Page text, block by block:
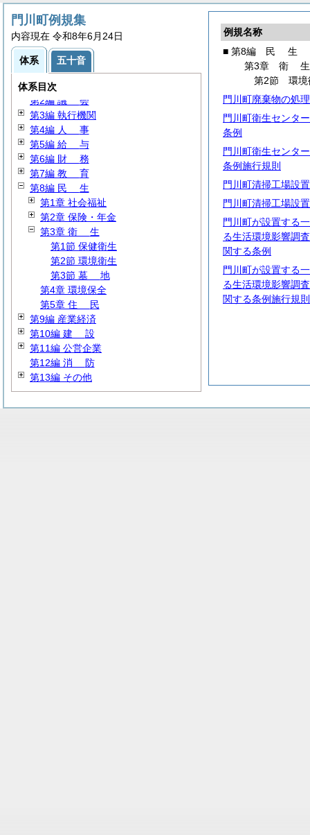
例規名称
■ 第8編
民 生
第3章 衛生
第2節 環境
門川町廃棄物の処
門川町衛生センタ
条例
門川町衛生センタ
条例施行規則
門川町清掃工場設
門川町清掃工場設
門川町が設置する
る生活環境影響調
関する条例
門川町が設置する
る生活環境影響調
関する条例施行規則
門川町例規集
内容現在 令和8年6月24日
体系 五十音
体系目次
第1編
第2編 議 会
第3編 執行機関
第4編 人 事
第5編 給 与
第6編 財 務
第7編 教 育
第8編 民 生
第1章 社会福祉
第2章 保険・年金
第3章 衛 生
第1節 保健衛生
第2節 環境衛生
第3節 墓 地
第4章 環境保全
第5章 住
民
第9編 産業経済
第10編 建 設
第11編 公営企業
第12編 消 防
第13編 その他